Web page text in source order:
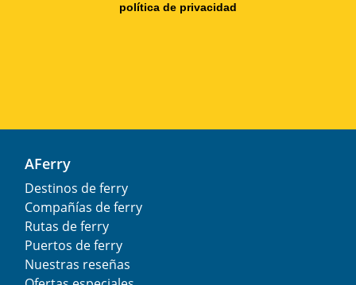
política de privacidad
AFerry
Destinos de ferry
Compañías de ferry
Rutas de ferry
Puertos de ferry
Nuestras reseñas